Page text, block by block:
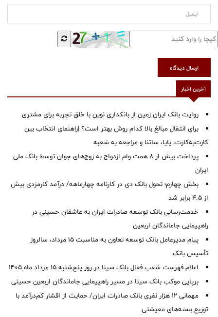
ارسال دیدگاه
آخرین اخبار
روایت بانک ایران زمین از بانکداری نوین با خلق تجربه برای مشتری
برای انتقال مبالغ بالا کدام روش بهتر است؟ |راهنمای انتخاب بین
کارت‌به‌کارت، پایا، ساتنا و مراجعه به شعبه
پرداخت بیش از ۸ همت وام ازدواج به زوج‌های جوان توسط بانک ملی
ایران
بخش چهارم؛ تحول بانک دی در کارنامه چهارماهه/ درآمد کارمزدی بیش
از ۴.۵ برابر شد
خدمت‌رسانی بانک توسعه صادرات ایران به عاشقان حسینی در
راهپیمایی جاماندگان اربعین
پیام مدیرعامل بانک توسعه تعاون به مناسبت 15 مرداد، سالروز
تأسیس بانک
اعلام فهرست شعب فعال بانک سینا در روز پنج‌شنبه 15 مرداد ماه 1405
برپایی موکب بانک سینا در مسیر راهپیمایی جاماندگان اربعین حسینی
مهمانی ۱۲ هزار نفری بانک صادرات ایران/ حمایت از اقشار کم‌درآمد با
توزیع بسته‌های معیشتی